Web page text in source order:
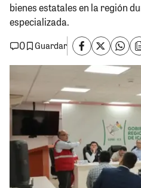
bienes estatales en la región
especializada.
0
Guardar